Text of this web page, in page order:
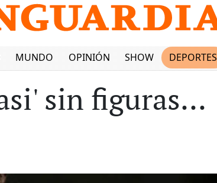
MUNDO OPINIÓN SHOW DEPORTES
sin figuras...